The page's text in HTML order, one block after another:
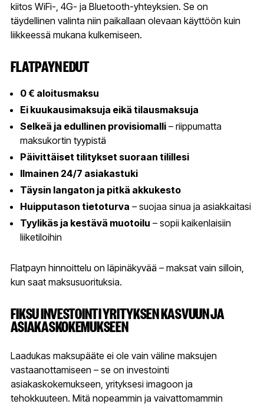
kiitos WiFi-, 4G- ja Bluetooth-yhteyksien. Se on
täydellinen valinta niin paikallaan olevaan käyttöön kuin
liikkeessä mukana kulkemiseen.
FLATPAYN EDUT
0 € aloitusmaksu
Ei kuukausimaksuja eikä tilausmaksuja
Selkeä ja edullinen provisiomalli– riippumatta
maksukortin tyypistä
Päivittäiset tilitykset suoraan tilillesi
Ilmainen 24/7 asiakastuki
Täysin langaton ja pitkä akkukesto
Huipputason tietoturva – suojaa sinua ja asiakkaitasi
Tyylikäs ja kestävä muotoilu – sopii kaikenlaisiin
liiketiloihin
Flatpayn hinnoittelu on läpinäkyvää – maksat vain silloin,
kun saat maksusuorituksia.
FIKSU INVESTOINTI YRITYKSEN KASVUUN JA
ASIAKASKOKEMUKSEEN
Laadukas maksupääte ei ole vain väline maksujen
vastaanottamiseen – se on investointi
asiakaskokemukseen, yrityksesi imagoon ja
tehokkuuteen. Mitä nopeammin ja vaivattomammin